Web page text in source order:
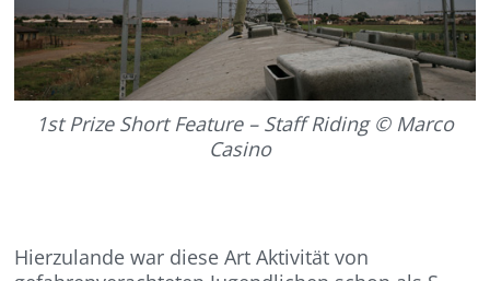
1st Prize Short Feature – Staff Riding © Marco
Casino
Hierzulande war diese Art Aktivität von